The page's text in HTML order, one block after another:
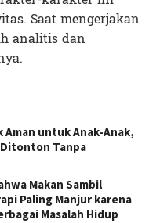
Saat mengerjakan
analitis dan
Aman untuk Anak-Anak,
Ditonton Tanpa
Makan Sambil
Paling Manjur karena
Masalah Hidup